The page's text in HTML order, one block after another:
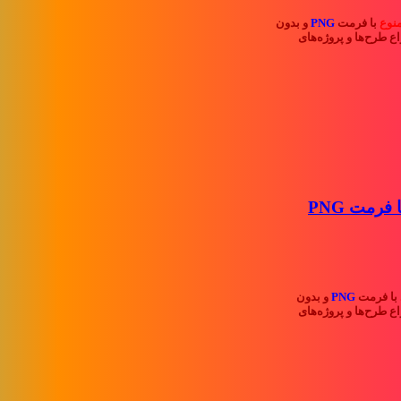
با فرمت PNG و بدون
طرح‌ها و پروژه‌های
مجموعه تصاویر مهر تأیید با فرمت PNG
با فرمت PNG و بدون
طرح‌ها و پروژه‌های